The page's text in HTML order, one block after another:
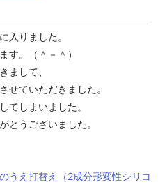
入りました。
す。（＾－＾）
まして、
せていただきました。
てしまいました。
とうございました。
うえ打替え（2成分形変性シリコ